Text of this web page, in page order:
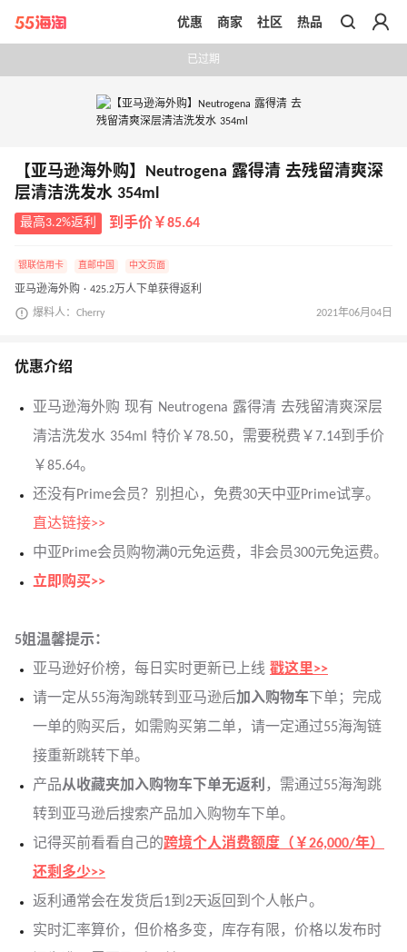
带你去官网买正品
优惠 商家 社区 热品
已过期
【亚马逊海外购】Neutrogena 露得清 去残留清爽深
层清洁洗发水 354ml
最高3.2%返利 到手价￥85.64
银联信用卡 直邮中国 中文页面
亚马逊海外购 · 425.2万人下单获得返利
爆料人：Cherry 2021年06月04日
优惠介绍
亚马逊海外购 现有 Neutrogena 露得清 去残留清爽深层
清洁洗发水 354ml 特价￥78.50，需要税费￥7.14到手价
￥85.64。
还没有Prime会员？别担心，免费30天中亚Prime试享。
直达链接>>
中亚Prime会员购物满0元免运费，非会员300元免运费。
立即购买>>
5姐温馨提示：
亚马逊好价榜，每日实时更新已上线 戳这里>>
请一定从55海淘跳转到亚马逊后加入购物车 下单；完成
一单的购买后，如需购买第二单，请一定通过55海淘链
接重新跳转下单。
产品从收藏夹加入购物车下单无返利 ，需通过55海淘跳
转到亚马逊后搜索产品加入购物车下单。
记得买前看看自己的跨境个人消费额度（￥26,000/年）
还剩多少>>
返利通常会在发货后1到2天返回到个人帐户。
实时汇率算价，但价格多变，库存有限，价格以发布时